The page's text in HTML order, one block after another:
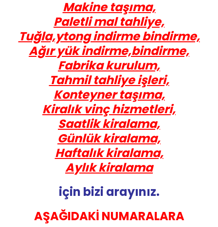
Makine taşıma,
Paletli mal tahliye,
Tuğla,ytong indirme bindirme,
Ağır yük indirme,bindirme,
Fabrika kurulum,
Tahmil tahliye işleri,
Konteyner taşıma,
Kiralık vinç hizmetleri,
Saatlik kiralama,
Günlük kiralama,
Haftalık kiralama,
Aylık kiralama
için bizi arayınız.
AŞAĞIDAKİ NUMARALARA